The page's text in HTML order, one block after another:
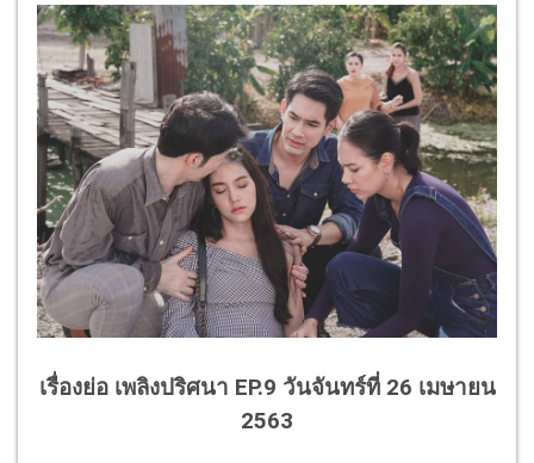
เรื่องย่อ เพลิงปริศนา EP.9 วันจันทร์ที่ 26 เมษายน
2563